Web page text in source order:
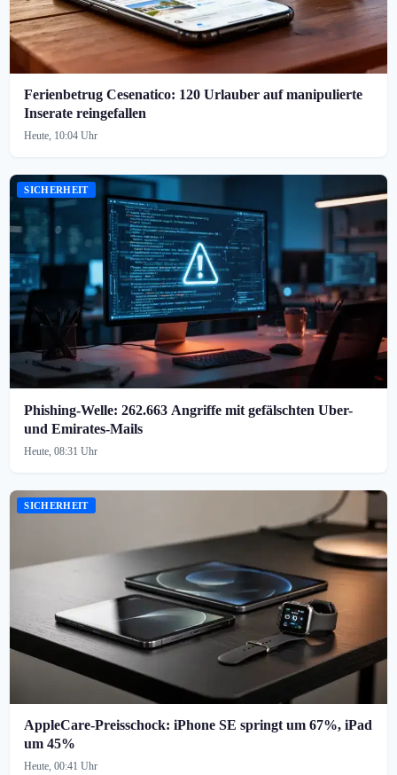
Ferienbetrug Cesenatico: 120 Urlauber auf manipulierte
Inserate reingefallen
Heute, 10:04 Uhr
SICHERHEIT
Phishing-Welle: 262.663 Angriffe mit gefälschten Uber-
und Emirates-Mails
Heute, 08:31 Uhr
SICHERHEIT
AppleCare-Preisschock: iPhone SE springt um 67%, iPad
um 45%
Heute, 00:41 Uhr